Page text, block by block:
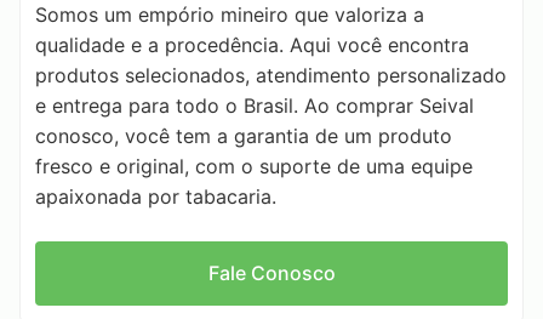
Somos um empório mineiro que valoriza a
qualidade e a procedência. Aqui você encontra
produtos selecionados, atendimento personalizado
e entrega para todo o Brasil. Ao comprar Seival
conosco, você tem a garantia de um produto
fresco e original, com o suporte de uma equipe
apaixonada por tabacaria.
Fale Conosco